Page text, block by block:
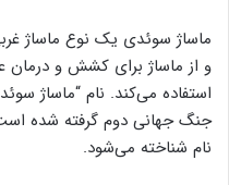
ماساژ سوئدی یک نوع ماساژ
و از ماساژ برای کشش و درمان
استفاده می‌کند. نام “ماساژ
جنگ جهانی دوم گرفته شده
نام شناخته می‌شود.